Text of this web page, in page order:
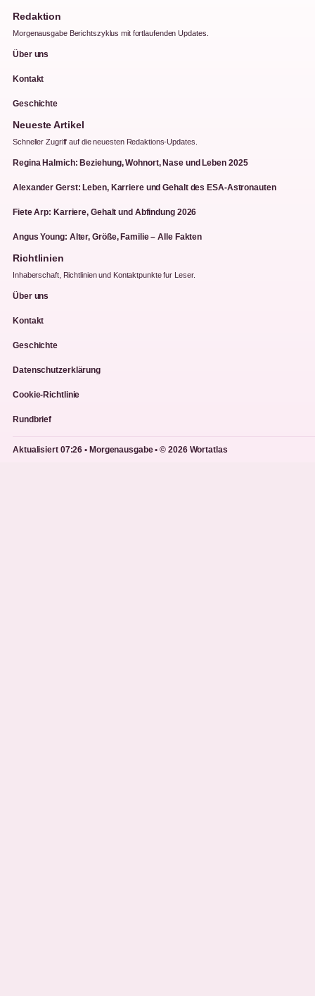
Redaktion
Morgenausgabe Berichtszyklus mit fortlaufenden Updates.
Über uns
Kontakt
Geschichte
Neueste Artikel
Schneller Zugriff auf die neuesten Redaktions-Updates.
Regina Halmich: Beziehung, Wohnort, Nase und Leben 2025
Alexander Gerst: Leben, Karriere und Gehalt des ESA-Astronauten
Fiete Arp: Karriere, Gehalt und Abfindung 2026
Angus Young: Alter, Größe, Familie – Alle Fakten
Richtlinien
Inhaberschaft, Richtlinien und Kontaktpunkte fur Leser.
Über uns
Kontakt
Geschichte
Datenschutzerklärung
Cookie-Richtlinie
Rundbrief
Aktualisiert 07:26 • Morgenausgabe • © 2026 Wortatlas